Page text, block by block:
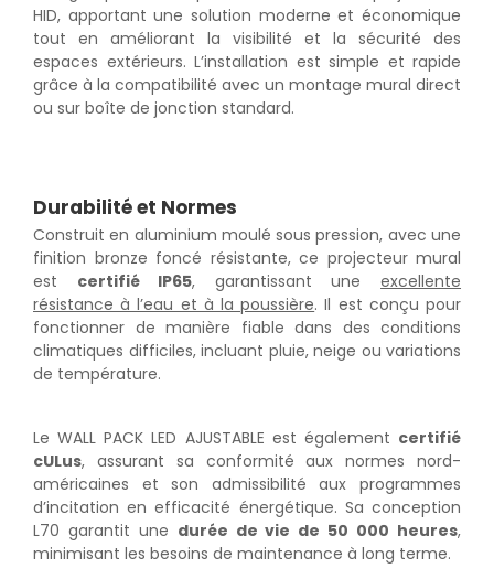
HID, apportant une solution moderne et économique
tout en améliorant la visibilité et la sécurité des
espaces extérieurs. L’installation est simple et rapide
grâce à la compatibilité avec un montage mural direct
ou sur boîte de jonction standard.
Durabilité et Normes
Construit en aluminium moulé sous pression, avec une
finition bronze foncé résistante, ce projecteur mural
est certifié IP65, garantissant uneexcellente
résistance à l’eau et à la poussière. Il est conçu pour
fonctionner de manière fiable dans des conditions
climatiques difficiles, incluant pluie, neige ou variations
de température.
Le WALL PACK LED AJUSTABLE est également certifié
cULus, assurant sa conformité aux normes nord-
américaines et son admissibilité aux programmes
d’incitation en efficacité énergétique. Sa conception
L70 garantit une durée de vie de 50 000 heures,
minimisant les besoins de maintenance à long terme.